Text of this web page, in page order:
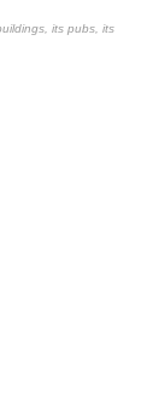
its pubs, its